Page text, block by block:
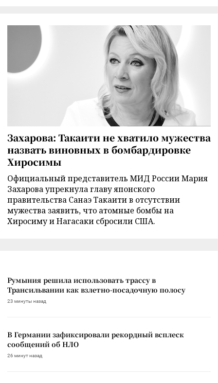
Захарова: Такаити не хватило мужества
назвать виновных в бомбардировке
Хиросимы
Официальный представитель МИД России Мария
Захарова упрекнула главу японского
правительства Санаэ Такаити в отсутствии
мужества заявить, что атомные бомбы на
Хиросиму и Нагасаки сбросили США.
Румыния решила использовать трассу в
Трансильвании как взлетно-посадочную полосу
23 минуты назад
В Германии зафиксировали рекордный всплеск
сообщений об НЛО
26 минут назад